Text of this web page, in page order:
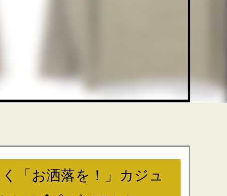
お洒落を！」カジュ